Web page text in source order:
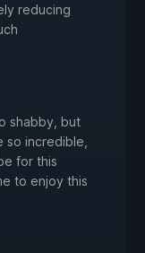
reducing
shabby, but
so incredible,
for this
to enjoy this